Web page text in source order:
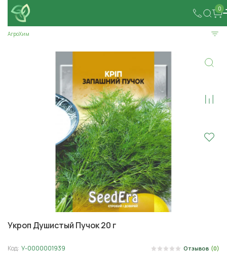
0
АгроХим
Укроп Душистый Пучок 20 г
Код: У-0000001939 Отзывов (0)